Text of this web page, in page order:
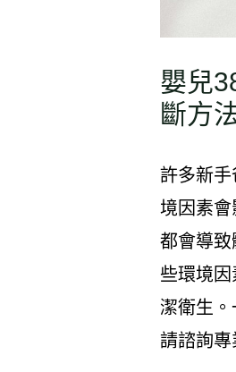
嬰兒
斷方
許多新
境因素
都會導
些環境
潔衛生
請諮詢專